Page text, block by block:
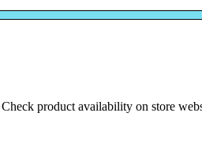
product availability on store